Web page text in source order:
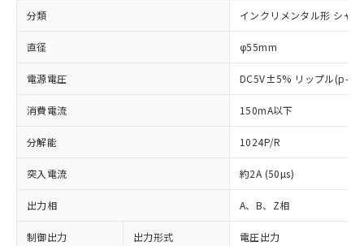
分類 インクリメンタル形 シャ
直径 φ55mm
電源電圧 DC5V±5% リップル(p-
消費電流 150mA以下
分解能 1024P/R
突入電流 約2A (50µs)
出力相 A、B、Z相
制御出力 出力形式 電圧出力